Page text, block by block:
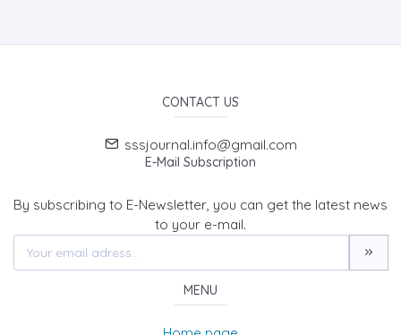
CONTACT US
sssjournal.info@gmail.com
E-Mail Subscription
By subscribing to E-Newsletter, you can get the latest news
to your e-mail.
MENU